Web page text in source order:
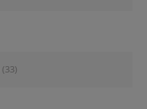
(33)